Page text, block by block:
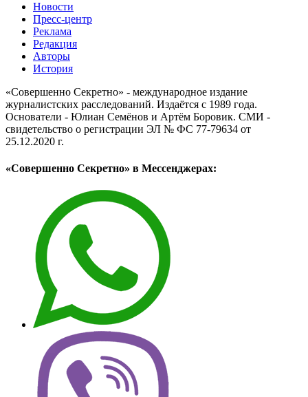
Новости
Пресс-центр
Реклама
Редакция
Авторы
История
«Совершенно Секретно» - международное издание
журналистских расследований. Издаётся с 1989 года.
Основатели - Юлиан Семёнов и Артём Боровик. CМИ -
свидетельство о регистрации ЭЛ № ФС 77-79634 от
25.12.2020 г.
«Совершенно Секретно» в Мессенджерах: